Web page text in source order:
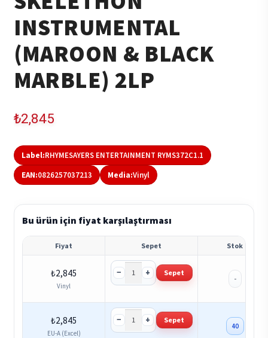
INSTRUMENTAL
(MAROON & BLACK
MARBLE) 2LP
₺2,845
Label:RHYMESAYERS ENTERTAINMENT RYMS372C1.1
EAN:0826257037213 Media:Vinyl
Bu ürün için fiyat karşılaştırması
Fiyat Sepet Stok
₺2,845
Vinyl
− + Sepet
-
₺2,845
EU-A (Excel)
− + Sepet
40